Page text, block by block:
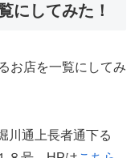
にしてみた！
お店を一覧にしてみ
通上長者通下る